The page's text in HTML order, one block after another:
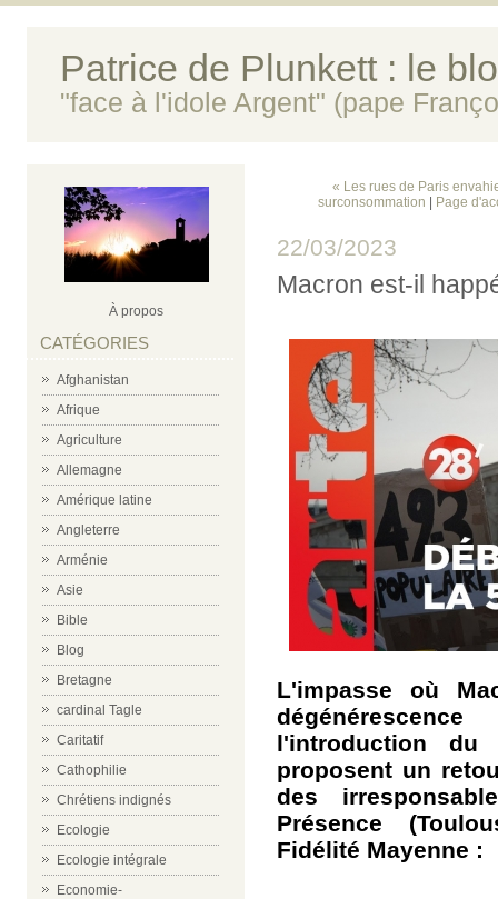
Patrice de Plunkett : le
"face à l'idole Argent" (pape
À propos
CATÉGORIES
Afghanistan
Afrique
Agriculture
Allemagne
Amérique latine
Angleterre
Arménie
Asie
Bible
Blog
Bretagne
cardinal Tagle
Caritatif
Cathophilie
Chrétiens indignés
Ecologie
Ecologie intégrale
Economie-
« Les rues de Paris
surconsommation
Page
22/03/2023
Macron est-il
L'impasse où
l'introduction du
proposent un
des
Présence
Fidélité Mayenne :